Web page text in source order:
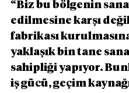
“Biz bu bölgenin
edilmesine karşı
fabrikası
yaklaşık bin tane
sahipliği yapıyor.
iş gücü, geçim